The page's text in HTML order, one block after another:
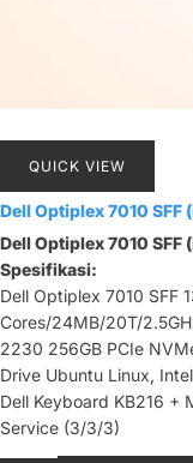
QUICK VIEW
Dell Optiplex 7010 SFF
Dell Optiplex 7010 SFF
Spesifikasi:
Dell Optiplex 7010 SFF
Cores/24MB/20T/
2230 256GB PCIe
Drive Ubuntu Linux,
Dell Keyboard KB216 +
Service (3/3/3)